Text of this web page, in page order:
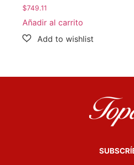
$749.11
Añadir al carrito